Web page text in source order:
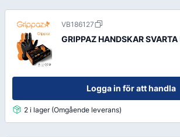
VB186127
GRIPPAZ HANDSKAR
Logga in för att handla
2 i lager (Omgående leverans)